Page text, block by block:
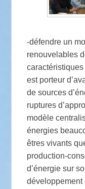
-défendre un
renouvelables
est porteur
de sources
ruptures
modèle
énergies
êtres vivants
production-
d’énergie sur
développement